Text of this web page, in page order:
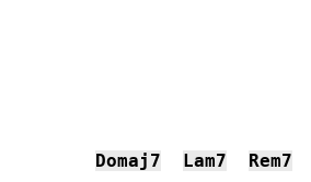
Domaj7 Lam7 Rem7